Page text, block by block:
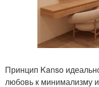
Принцип Kanso
любовь к минимализму